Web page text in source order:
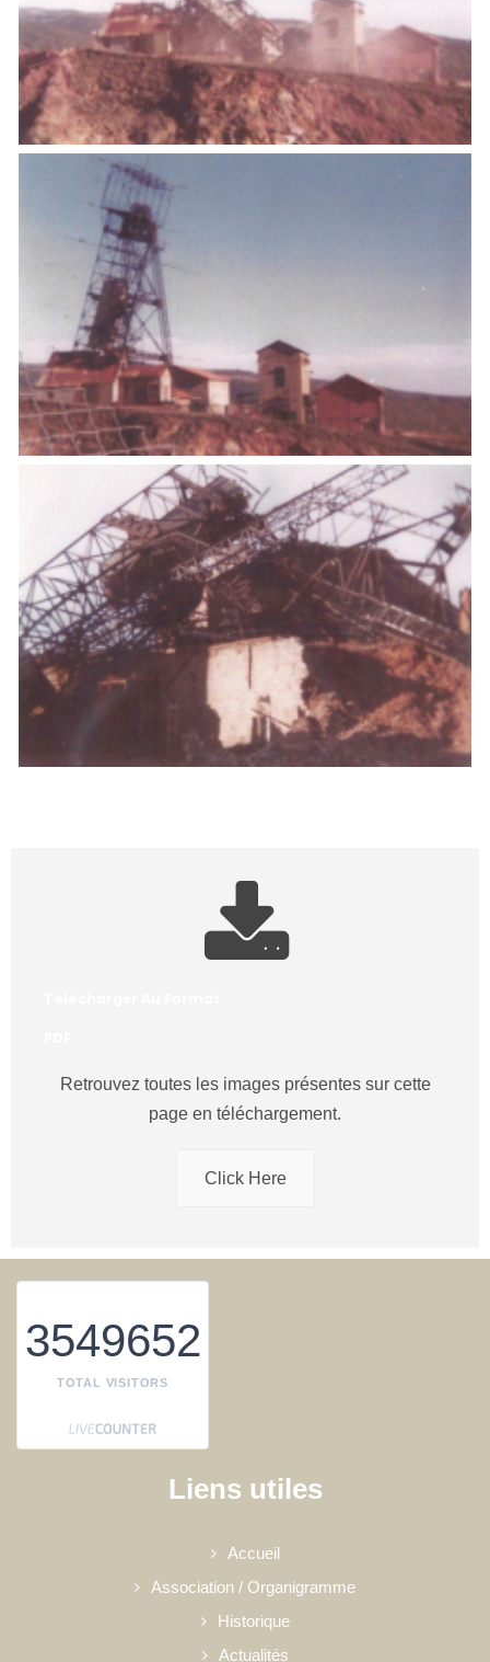
Retrouvez toutes les images présentes sur cette
page en téléchargement.
Click Here
3549652
TOTAL VISITORS
Liens utiles
Accueil
Association / Organigramme
Historique
Actualités